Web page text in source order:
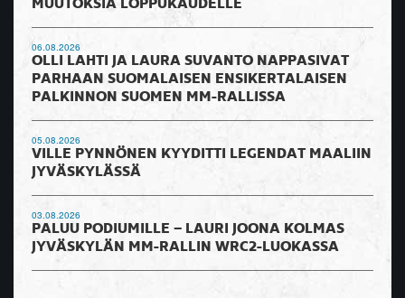
MUUTOKSIA LOPPUKAUDELLE
06.08.2026
OLLI LAHTI JA LAURA SUVANTO NAPPASIVAT
PARHAAN SUOMALAISEN ENSIKERTALAISEN
PALKINNON SUOMEN MM-RALLISSA
05.08.2026
VILLE PYNNÖNEN KYYDITTI LEGENDAT MAALIIN
JYVÄSKYLÄSSÄ
03.08.2026
PALUU PODIUMILLE – LAURI JOONA KOLMAS
JYVÄSKYLÄN MM-RALLIN WRC2-LUOKASSA